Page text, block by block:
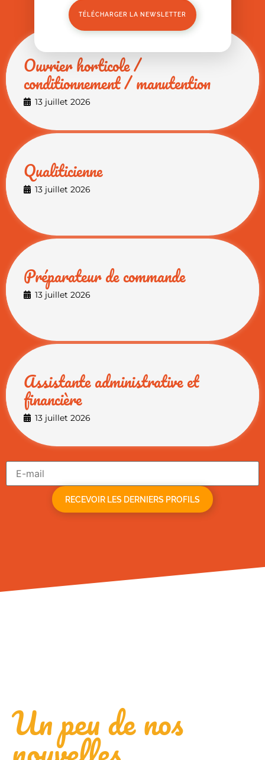
Ouvrier horticole /
conditionnement / manutention
13 juillet 2026
Qualiticienne
13 juillet 2026
Préparateur de commande
13 juillet 2026
Assistante administrative et
financière
13 juillet 2026
Un peu de nos
TÉLÉCHARGER LA NEWSLETTER